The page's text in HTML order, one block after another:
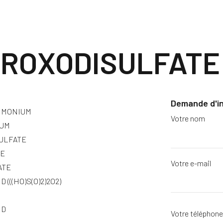
(((HO)S(O)2)2O2)
Demande
Votre nom
Votre e-mail
Votre téléphone